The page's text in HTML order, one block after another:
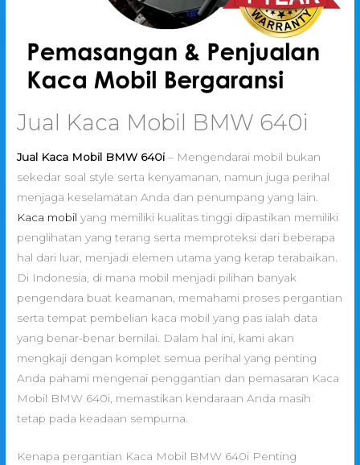
Jual Kaca Mobil BMW 640i
Jual Kaca Mobil BMW 640i – Mengendarai mobil bukan
sekedar soal style serta kenyamanan, namun juga perihal
menjaga keselamatan Anda dan penumpang yang lain.
Kaca mobil yang memiliki kualitas tinggi dipastikan memiliki
penglihatan yang terang serta memproteksi dari beberapa
hal dari luar, menjadi elemen utama yang kerap terabaikan.
Di Indonesia, di mana mobil menjadi pilihan banyak
pengendara buat keamanan, memahami proses pergantian
serta tempat pembelian kaca mobil yang pas ialah data
yang benar-benar bernilai. Dalam hal ini, kami akan
mengkaji dengan komplet semua perihal yang penting
Anda pahami mengenai penggantian dan pemasaran Kaca
Mobil BMW 640i, memastikan kendaraan Anda masih
tetap pada keadaan sempurna.
Kenapa pergantian Kaca Mobil BMW 640i Penting